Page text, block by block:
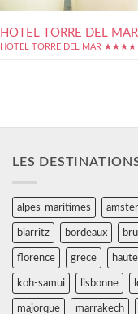
HOTEL TORRE DEL MAR
HOTEL TORRE DEL MAR ★★★★
LES
alpes-maritimes
biarritz bordeaux
florence grece
koh-samui lisbonne
majorque marrakech